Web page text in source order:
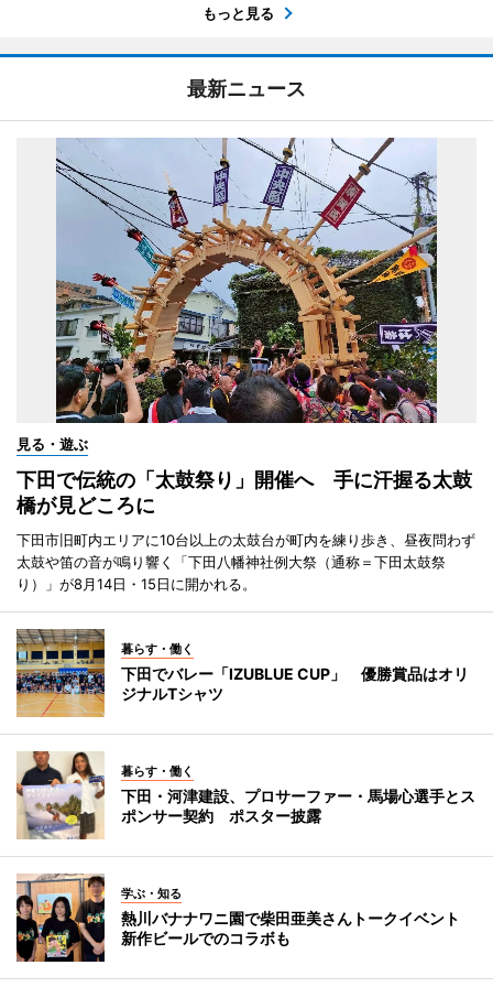
もっと見る
最新ニュース
見る・遊ぶ
下田で伝統の「太鼓祭り」開催へ 手に汗握る太鼓
橋が見どころに
下田市旧町内エリアに10台以上の太鼓台が町内を練り歩き、昼夜問わず
太鼓や笛の音が鳴り響く「下田八幡神社例大祭（通称＝下田太鼓祭
り）」が8月14日・15日に開かれる。
暮らす・働く
下田でバレー「IZUBLUE CUP」 優勝賞品はオリ
ジナルTシャツ
暮らす・働く
下田・河津建設、プロサーファー・馬場心選手とス
ポンサー契約 ポスター披露
学ぶ・知る
熱川バナナワニ園で柴田亜美さんトークイベント
新作ビールでのコラボも